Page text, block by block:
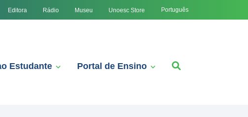
Editora Rádio Museu Unoesc Store Português
Estudante Portal de Ensino